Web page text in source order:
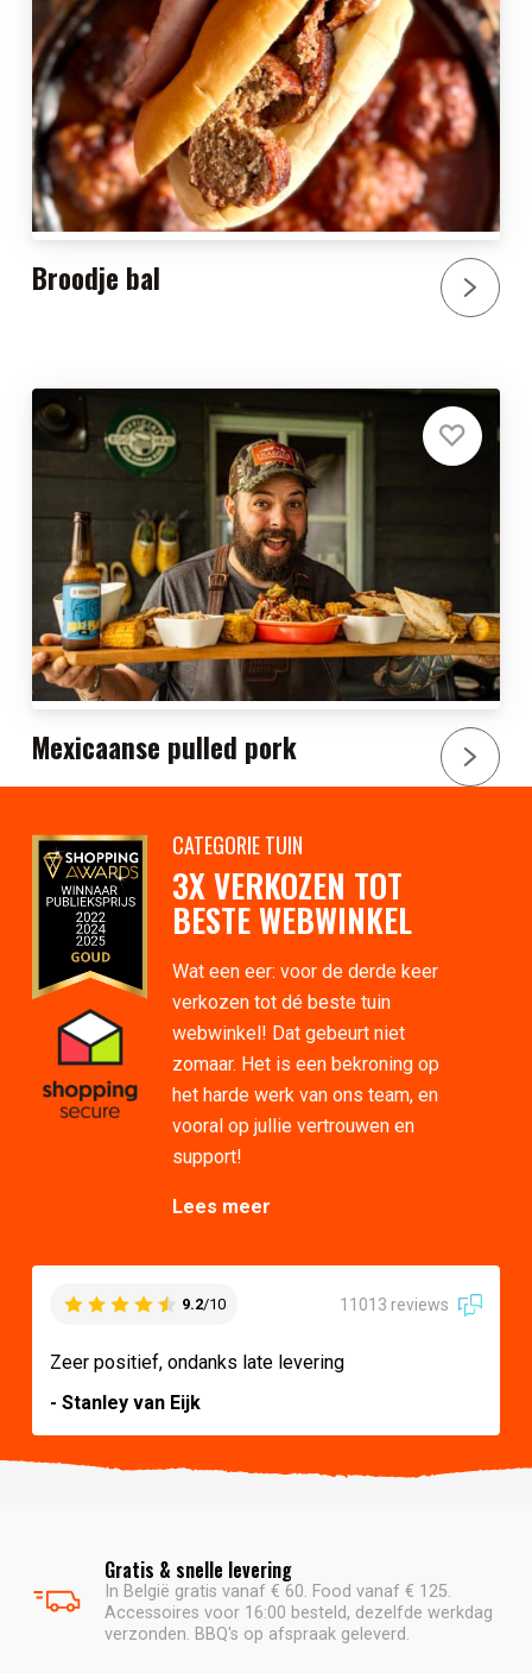
Broodje bal
Mexicaanse pulled pork
CATEGORIE TUIN
3X VERKOZEN TOT
BESTE WEBWINKEL
Wat een eer: voor de derde keer
verkozen tot dé beste tuin
webwinkel! Dat gebeurt niet
zomaar. Het is een bekroning op
het harde werk van ons team, en
vooral op jullie vertrouwen en
support!
Lees meer
9.2/10 11013 reviews
Zeer positief, ondanks late levering
- Stanley van Eijk
Gratis & snelle levering
In België gratis vanaf € 60. Food vanaf € 125.
Accessoires voor 16:00 besteld, dezelfde werkdag
verzonden. BBQ's op afspraak geleverd.